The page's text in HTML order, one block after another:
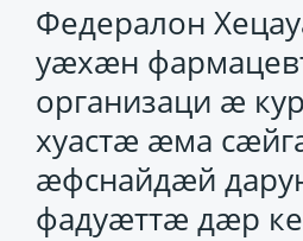
Федералон
уӕхӕн
организаци ӕ
хуастӕ ӕма
ӕфснайдӕй
фадуӕттӕ дӕр ке